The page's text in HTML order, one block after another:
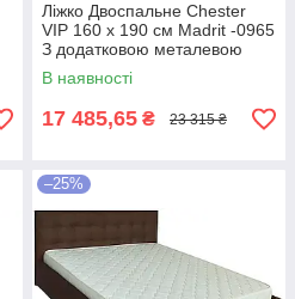
Ліжко Двоспальне Chester
VIP 160 х 190 см Madrit -0965
З додатковою металевою
цільнозварною рамою
Фіолетовий
В наявності
17 485,65 ₴ 23 315 ₴
–25%